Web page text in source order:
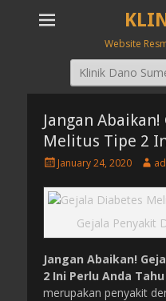
Website
Search
for:
Jangan
Melitus Tipe 2
P
s
n
January 24, 2020
A
t
h
o
Gejala Penyakit
Jangan Abaikan!
2 Ini Perlu Anda Tahu
merupakan penyakit